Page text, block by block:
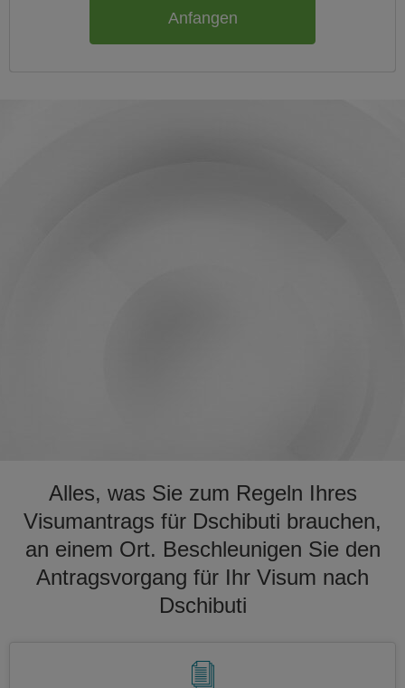
Anfangen
Alles, was Sie zum Regeln Ihres
Visumantrags für Dschibuti brauchen,
an einem Ort. Beschleunigen Sie den
Antragsvorgang für Ihr Visum nach
Dschibuti